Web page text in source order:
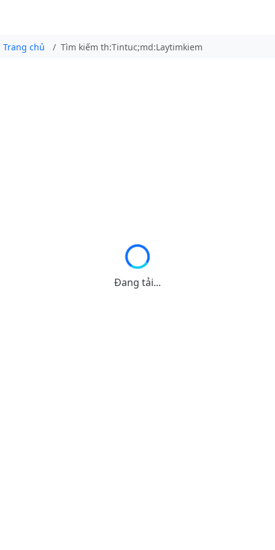
Trang chủ Tìm kiếm th:Tintuc;md:Laytimkiem
Đang tải...